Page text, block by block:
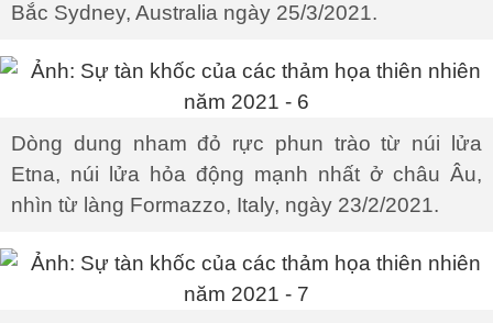
Bắc Sydney, Australia ngày 25/3/2021.
Dòng dung nham đỏ rực phun trào từ núi lửa
Etna, núi lửa hỏa động mạnh nhất ở châu Âu,
nhìn từ làng Formazzo, Italy, ngày 23/2/2021.